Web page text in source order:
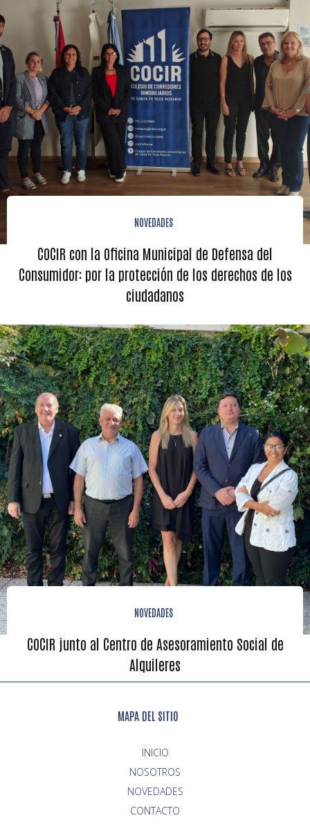
NOVEDADES
COCIR con la Oficina Municipal de Defensa del
Consumidor: por la protección de los derechos de los
ciudadanos
NOVEDADES
COCIR junto al Centro de Asesoramiento Social de
Alquileres
MAPA DEL SITIO
INICIO
NOVEDADES
CONTACTO